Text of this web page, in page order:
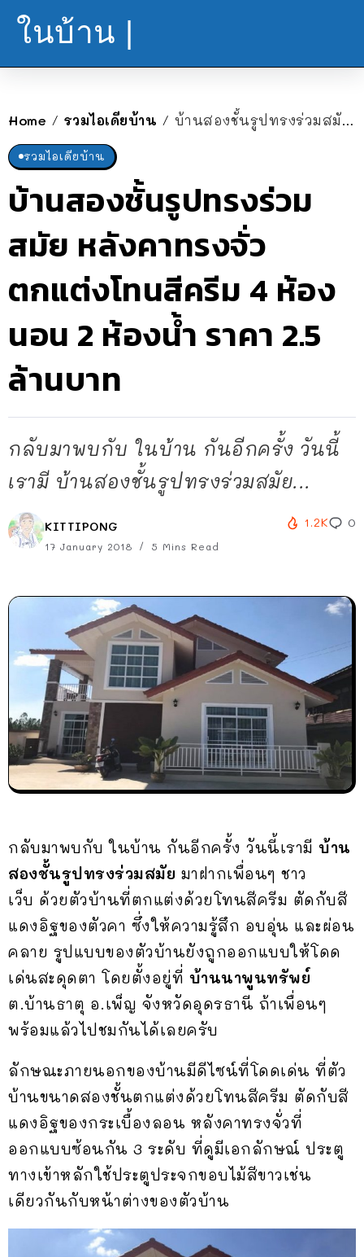
ในบ้าน |
Home / รวมไอเดียบ้าน / บ้านสองชั้นรูปทรงร่วมสมัย หลังคาทรงจั่ว ตกแต่งโทนสีครีม 4 ห้องนอน 2 ห้องน้ำ ราคา 2.5 ล้านบาท
รวมไอเดียบ้าน
บ้านสองชั้นรูปทรงร่วม
สมัย หลังคาทรงจั่ว
ตกแต่งโทนสีครีม 4 ห้อง
นอน 2 ห้องน้ำ ราคา 2.5
ล้านบาท
กลับมาพบกับ ในบ้าน กันอีกครั้ง วันนี้
เรามี บ้านสองชั้นรูปทรงร่วมสมัย...
KITTIPONG
17 January 2018 5 Mins Read
1.2K 0
กลับมาพบกับ ในบ้าน กันอีกครั้ง วันนี้เรามี บ้าน
สองชั้นรูปทรงร่วมสมัย มาฝากเพื่อนๆ ชาว
เว็บ ด้วยตัวบ้านที่ตกแต่งด้วยโทนสีครีม ตัดกับสี
แดงอิฐของตัวคา ซึ่งให้ความรู้สึก อบอุ่น และผ่อน
คลาย รูปแบบของตัวบ้านยังถูกออกแบบให้โดด
เด่นสะดุดตา โดยตั้งอยู่ที่ บ้านนาพูนทรัพย์
ต.บ้านธาตุ อ.เพ็ญ จังหวัดอุดรธานี ถ้าเพื่อนๆ
พร้อมแล้วไปชมกันได้เลยครับ
ลักษณะภายนอกของบ้านมีดีไซน์ที่โดดเด่น ที่ตัว
บ้านขนาดสองชั้นตกแต่งด้วยโทนสีครีม ตัดกับสี
แดงอิฐของกระเบื้องลอน หลังคาทรงจั่วที่
ออกแบบซ้อนกัน 3 ระดับ ที่ดูมีเอกลักษณ์ ประตู
ทางเข้าหลักใช้ประตูประจกขอบไม้สีขาวเช่น
เดียวกันกับหน้าต่างของตัวบ้าน